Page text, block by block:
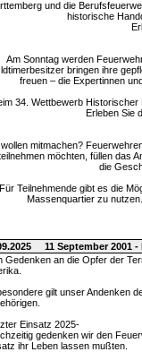
und die
historische
Am Sonntag werden
bringen ihre
freuen – die Expertinnen
34. Wettbewerb
Erleben Sie
wollen mitmachen?
möchten, füllen das
die
Für Teilnehmende gibt es die
Massenquartier zu
11 September 2001
Gedenken an die Opfer der
gilt unser Andenken
Einsatz 2025-
gedenken wir den
ihr Leben lassen mußten.